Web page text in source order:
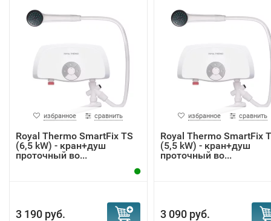
избранное сравнить
Royal Thermo SmartFix TS
(6,5 kW) - кран+душ
проточный во...
3 190 руб.
избранное сравнить
Royal Thermo SmartFix
(5,5 kW) - кран+душ
проточный во...
3 090 руб.